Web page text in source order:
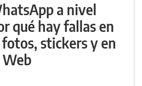
a nivel
qué hay fallas en
stickers y en